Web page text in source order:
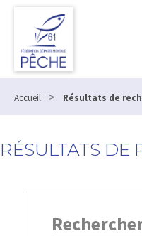
Accueil > Résultats de
RÉSULTATS DE